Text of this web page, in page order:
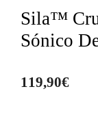
Sila™
Sónico
119,90€